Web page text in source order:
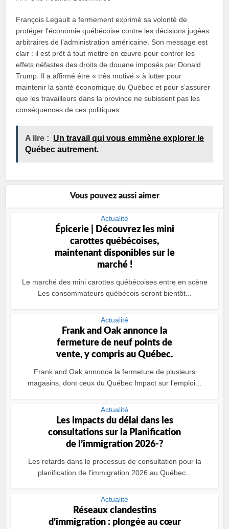
François Legault a fermement exprimé sa volonté de
protéger l’économie québécoise contre les décisions jugées
arbitraires de l’administration américaine. Son message est
clair : il est prêt à tout mettre en œuvre pour contrer les
effets néfastes des droits de douane imposés par Donald
Trump. Il a affirmé être « très motivé » à lutter pour
maintenir la santé économique du Québec et pour s’assurer
que les travailleurs dans la province ne subissent pas les
conséquences de ces politiques.
A lire : Un travail qui vous emmène explorer le
Québec autrement.
Vous pouvez aussi aimer
Actualité
Épicerie | Découvrez les mini
carottes québécoises,
maintenant disponibles sur le
marché !
Le marché des mini carottes québécoises entre en scène
Les consommateurs québécois seront bientôt...
Actualité
Frank and Oak annonce la
fermeture de neuf points de
vente, y compris au Québec.
Frank and Oak annonce la fermeture de plusieurs
magasins, dont ceux du Québec Impact sur l’emploi...
Actualité
Les impacts du délai dans les
consultations sur la Planification
de l’immigration 2026-?
Les retards dans le processus de consultation pour la
planification de l’immigration 2026 au Québec...
Actualité
Réseaux clandestins
d’immigration : plongée au cœur